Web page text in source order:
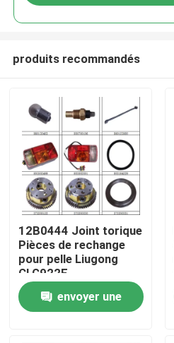
Aperçu
Produits
A propos de nous
produits recommandés
12B0444 Joint torique
Pièces de rechange
pour pelle Liugong
CLG922E
envoyer une